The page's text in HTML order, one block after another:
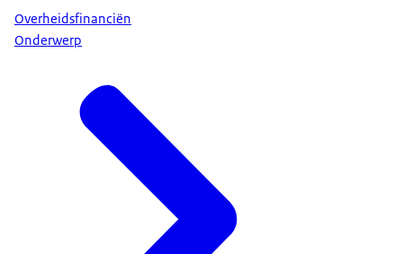
Overheidsfinanciën
Onderwerp